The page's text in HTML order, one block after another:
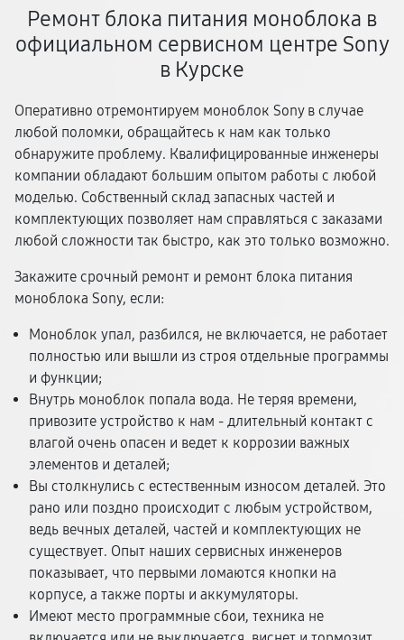
Ремонт блока питания моноблока в
официальном сервисном центре Sony
в Курске
Оперативно отремонтируем моноблок Sony в случае
любой поломки, обращайтесь к нам как только
обнаружите проблему. Квалифицированные инженеры
компании обладают большим опытом работы с любой
моделью. Собственный склад запасных частей и
комплектующих позволяет нам справляться с заказами
любой сложности так быстро, как это только возможно.
Закажите срочный ремонт и ремонт блока питания
моноблока Sony, если:
Моноблок упал, разбился, не включается, не работает
полностью или вышли из строя отдельные программы
и функции;
Внутрь моноблок попала вода. Не теряя времени,
привозите устройство к нам - длительный контакт с
влагой очень опасен и ведет к коррозии важных
элементов и деталей;
Вы столкнулись с естественным износом деталей. Это
рано или поздно происходит с любым устройством,
ведь вечных деталей, частей и комплектующих не
существует. Опыт наших сервисных инженеров
показывает, что первыми ломаются кнопки на
корпусе, а также порты и аккумуляторы.
Имеют место программные сбои, техника не